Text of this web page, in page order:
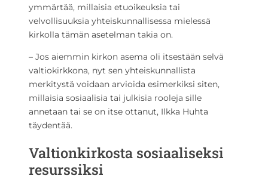
ymmärtää, millaisia etuoikeuksia tai
velvollisuuksia yhteiskunnallisessa mielessä
kirkolla tämän asetelman takia on.
– Jos aiemmin kirkon asema oli itsestään selvä
valtiokirkkona, nyt sen yhteiskunnallista
merkitystä voidaan arvioida esimerkiksi siten,
millaisia sosiaalisia tai julkisia rooleja sille
annetaan tai se on itse ottanut, Ilkka Huhta
täydentää.
Valtionkirkosta sosiaaliseksi
resurssiksi